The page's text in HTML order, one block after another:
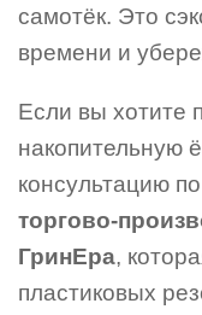
самотёк. Это
времени и
Если вы хотите
накопительную
консультацию
торгово-
ГринЕра,
пластиковых